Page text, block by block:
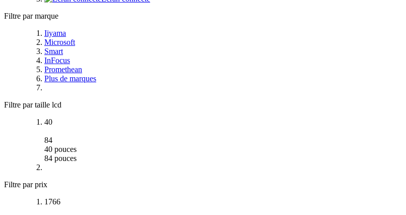
Filtre par marque
Iiyama
Microsoft
Smart
InFocus
Promethean
Plus de marques
Filtre par taille lcd
40
84
40 pouces
84 pouces
Filtre par prix
1766